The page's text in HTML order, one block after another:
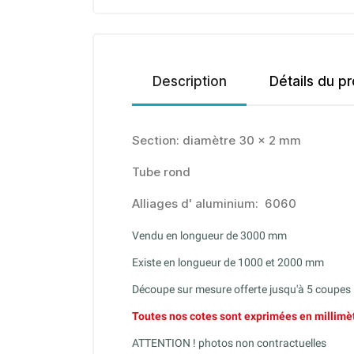
Description Détails du
Section: diamètre 30 x 2 mm
Tube rond
Alliages d' aluminium: 6060
Vendu en longueur de 3000 mm
Existe en longueur de 1000 et 2000 mm
Découpe sur mesure offerte jusqu'à 5 coupes
Toutes nos cotes sont exprimées en
ATTENTION ! photos non contractuelles